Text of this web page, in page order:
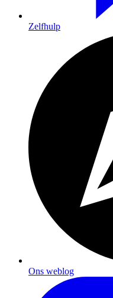
Zelfhulp
Ons weblog